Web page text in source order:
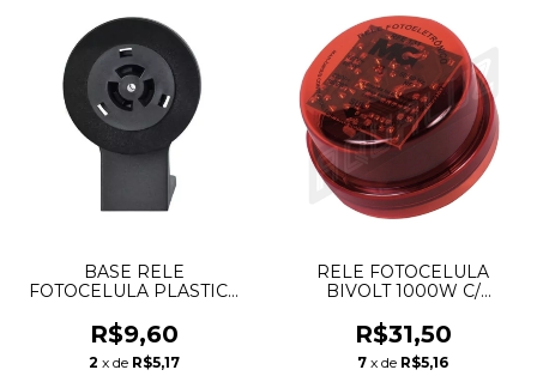
BASE RELE
FOTOCELULA PLASTICA
MARGIRIUS
R$9,60
2 x de R$5,17
RELE FOTOCELULA
BIVOLT 1000W C/
RFE-131
R$31,50
7 x de R$5,16